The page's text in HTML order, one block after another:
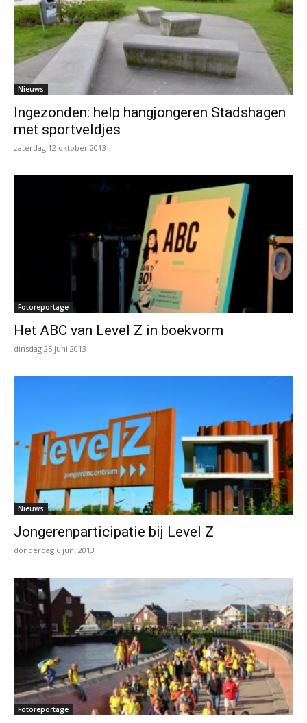
Nieuws
Ingezonden: help hangjongeren Stadshagen
met sportveldjes
zaterdag 12 oktober 2013
Fotoreportage
Het ABC van Level Z in boekvorm
dinsdag 25 juni 2013
Nieuws
Jongerenparticipatie bij Level Z
donderdag 6 juni 2013
Fotoreportage